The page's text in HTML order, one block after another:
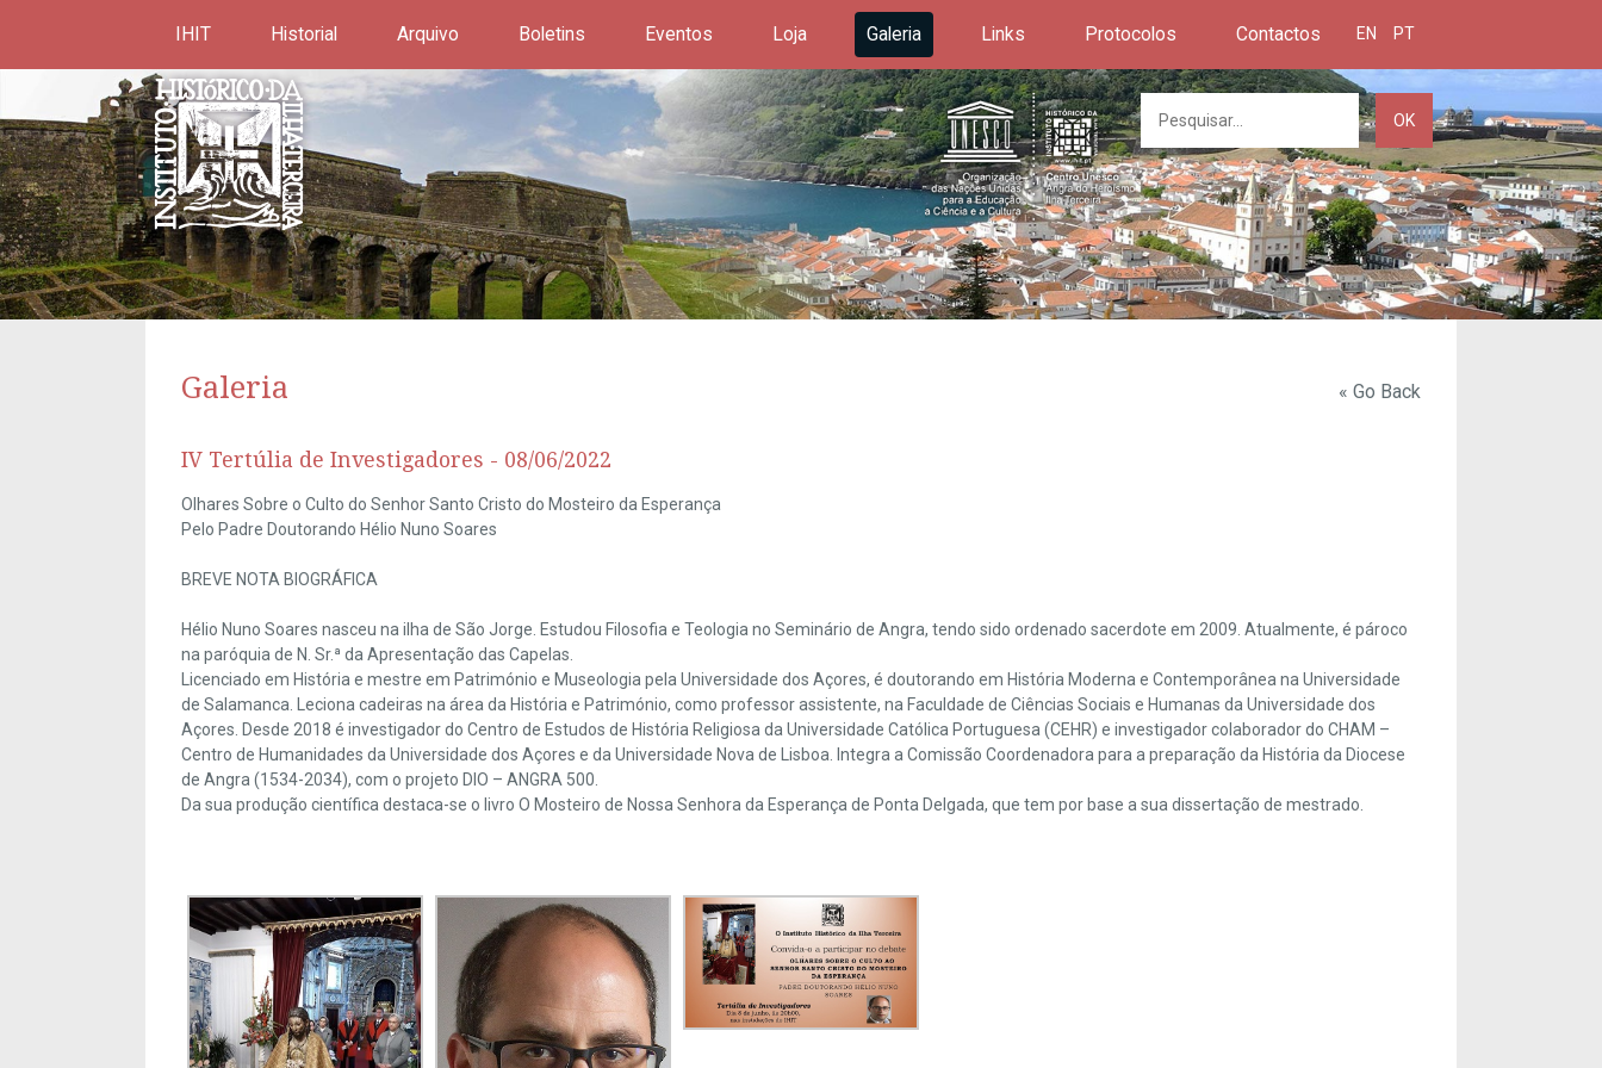
IHIT Historial Arquivo Boletins Eventos Loja Galeria Links Protocolos Contactos EN PT
OK
Galeria « Go Back
IV Tertúlia de Investigadores - 08/06/2022
Olhares Sobre o Culto do Senhor Santo Cristo do Mosteiro da Esperança
Pelo Padre Doutorando Hélio Nuno Soares
BREVE NOTA BIOGRÁFICA
Hélio Nuno Soares nasceu na ilha de São Jorge. Estudou Filosofia e Teologia no Seminário de Angra, tendo sido ordenado sacerdote em 2009. Atualmente, é pároco
na paróquia de N. Sr.ª da Apresentação das Capelas.
Licenciado em História e mestre em Património e Museologia pela Universidade dos Açores, é doutorando em História Moderna e Contemporânea na Universidade
de Salamanca. Leciona cadeiras na área da História e Património, como professor assistente, na Faculdade de Ciências Sociais e Humanas da Universidade dos
Açores. Desde 2018 é investigador do Centro de Estudos de História Religiosa da Universidade Católica Portuguesa (CEHR) e investigador colaborador do CHAM –
Centro de Humanidades da Universidade dos Açores e da Universidade Nova de Lisboa. Integra a Comissão Coordenadora para a preparação da História da Diocese
de Angra (1534-2034), com o projeto DIO – ANGRA 500.
Da sua produção científica destaca-se o livro O Mosteiro de Nossa Senhora da Esperança de Ponta Delgada, que tem por base a sua dissertação de mestrado.